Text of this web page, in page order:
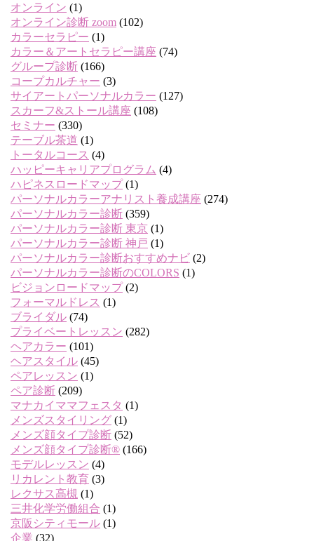
オンライン (1)
オンライン診断 zoom (102)
カラーセラピー (1)
カラー＆アートセラピー講座 (74)
グループ診断 (166)
コープカルチャー (3)
サイアートパーソナルカラー (127)
スカーフ&ストール講座 (108)
セミナー (330)
テーブル茶道 (1)
トータルコース (4)
ハッピーキャリアプログラム (4)
ハピネスロードマップ (1)
パーソナルカラーアナリスト養成講座 (274)
パーソナルカラー診断 (359)
パーソナルカラー診断 東京 (1)
パーソナルカラー診断 神戸 (1)
パーソナルカラー診断おすすめナビ (2)
パーソナルカラー診断のCOLORS (1)
ビジョンロードマップ (2)
フォーマルドレス (1)
ブライダル (74)
プライベートレッスン (282)
ヘアカラー (101)
ヘアスタイル (45)
ペアレッスン (1)
ペア診断 (209)
マナカイママフェスタ (1)
メンズスタイリング (1)
メンズ顔タイプ診断 (52)
メンズ顔タイプ診断® (166)
モデルレッスン (4)
リカレント教育 (3)
レクサス高槻 (1)
三井化学労働組合 (1)
京阪シティモール (1)
企業 (32)